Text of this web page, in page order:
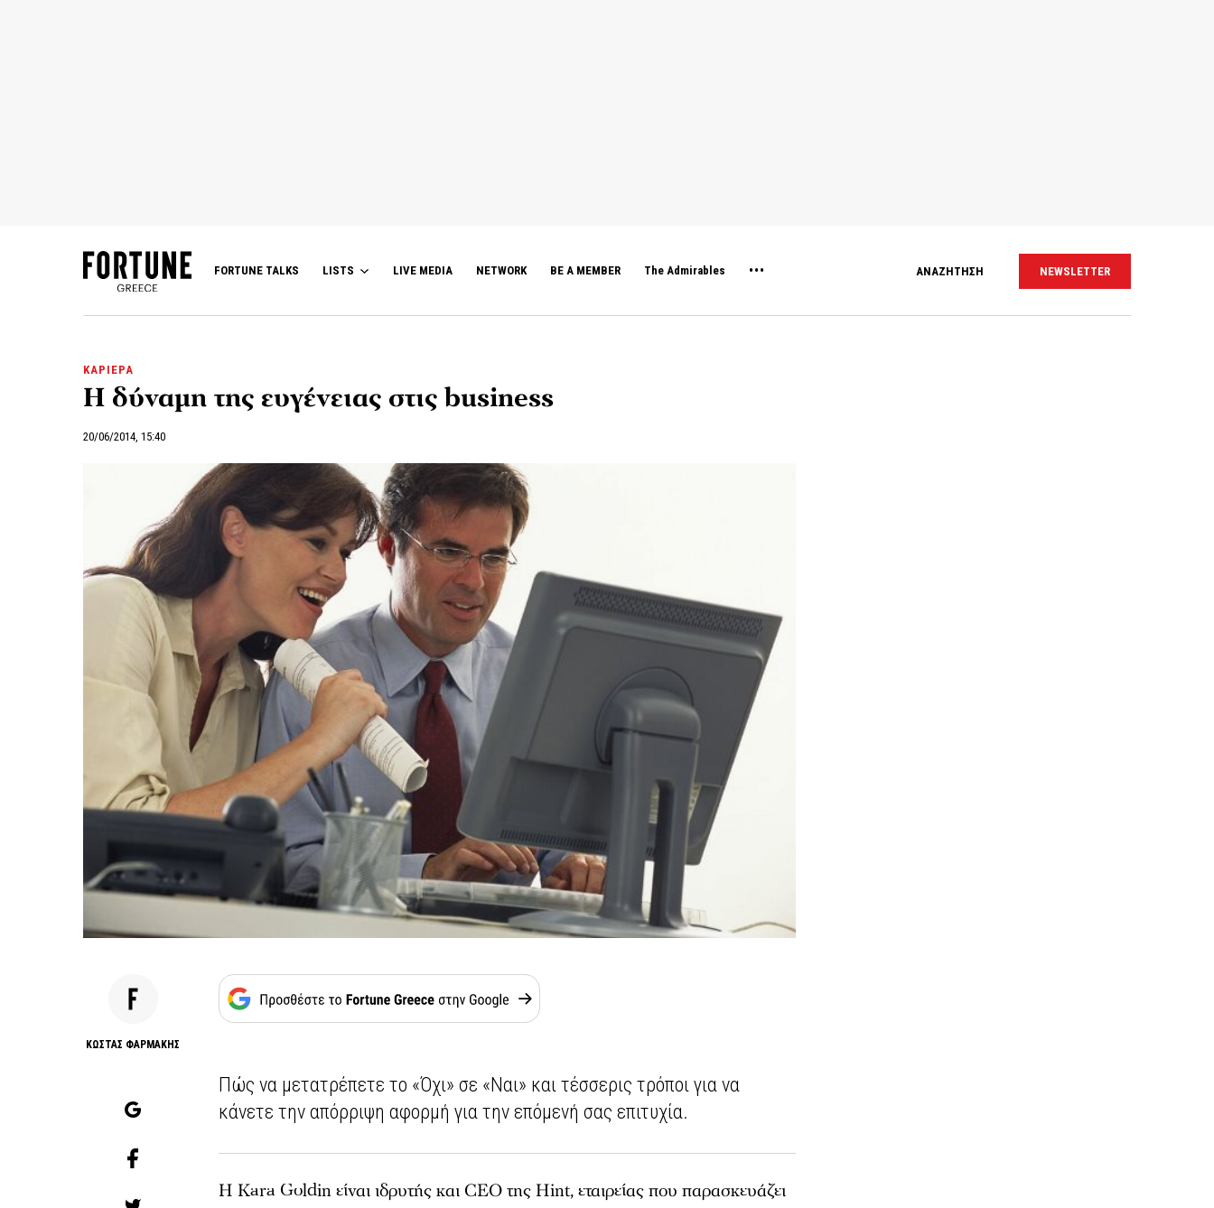
FORTUNE TALKS LISTS LIVE MEDIA NETWORK BE A MEMBER The Admirables ΑΝΑΖΗΤΗΣΗ NEWSLETTER
ΚΑΡΙΕΡΑ
Η δύναμη της ευγένειας στις business
20/06/2014, 15:40
ΚΩΣΤΑΣ ΦΑΡΜΑΚΗΣ
Πώς να μετατρέπετε το «Όχι» σε «Ναι» και τέσσερις τρόποι για να
κάνετε την απόρριψη αφορμή για την επόμενή σας επιτυχία.
H Kara Goldin είναι ιδρυτής και CEO της Hint, εταιρείας που παρασκευάζει